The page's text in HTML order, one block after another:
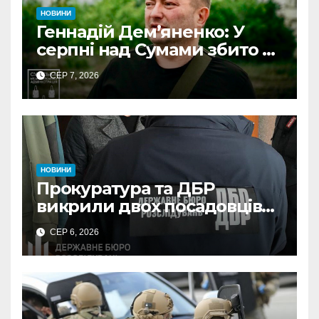
НОВИНИ
Геннадій Дем’яненко: У
серпні над Сумами збито 6
КАБів
СЕР 7, 2026
НОВИНИ
Прокуратура та ДБР
викрили двох посадовців
ДПС Сумщини на вимаганні
неправомірної вигоди у
ФОПа
СЕР 6, 2026